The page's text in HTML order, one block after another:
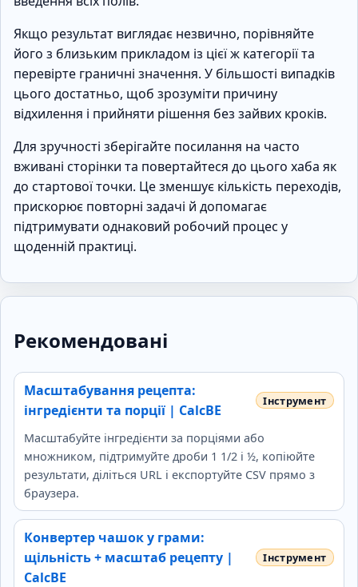
Якщо результат виглядає незвично, порівняйте
його з близьким прикладом із цієї ж категорії та
перевірте граничні значення. У більшості випадків
цього достатньо, щоб зрозуміти причину
відхилення і прийняти рішення без зайвих кроків.
Для зручності зберігайте посилання на часто
вживані сторінки та повертайтеся до цього хаба як
до стартової точки. Це зменшує кількість переходів,
прискорює повторні задачі й допомагає
підтримувати однаковий робочий процес у
щоденній практиці.
Рекомендовані
Масштабування рецепта:
інгредієнти та порції | CalcBE
Масштабуйте інгредієнти за порціями або
множником, підтримуйте дроби 1 1/2 і ½, копіюйте
результати, діліться URL і експортуйте CSV прямо з
браузера.
Конвертер чашок у грами:
щільність + масштаб рецепту |
CalcBE